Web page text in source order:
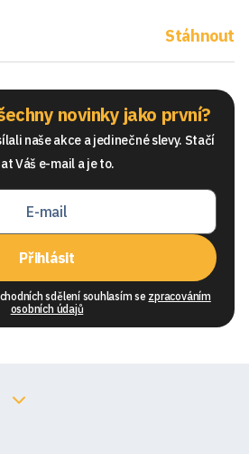
Stáhnout
novinky jako první?
naše akce a jedinečné slevy. Stačí
Váš e-mail a je to.
Přihlásit
sdělení souhlasím se zpracováním
osobních údajů